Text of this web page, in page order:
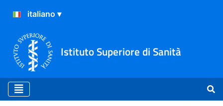
Istituto Superiore di Sanità